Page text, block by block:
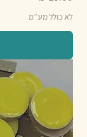
לא כולל מע״מ